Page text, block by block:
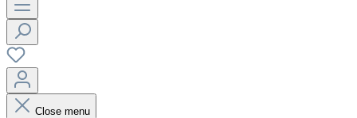
Close menu